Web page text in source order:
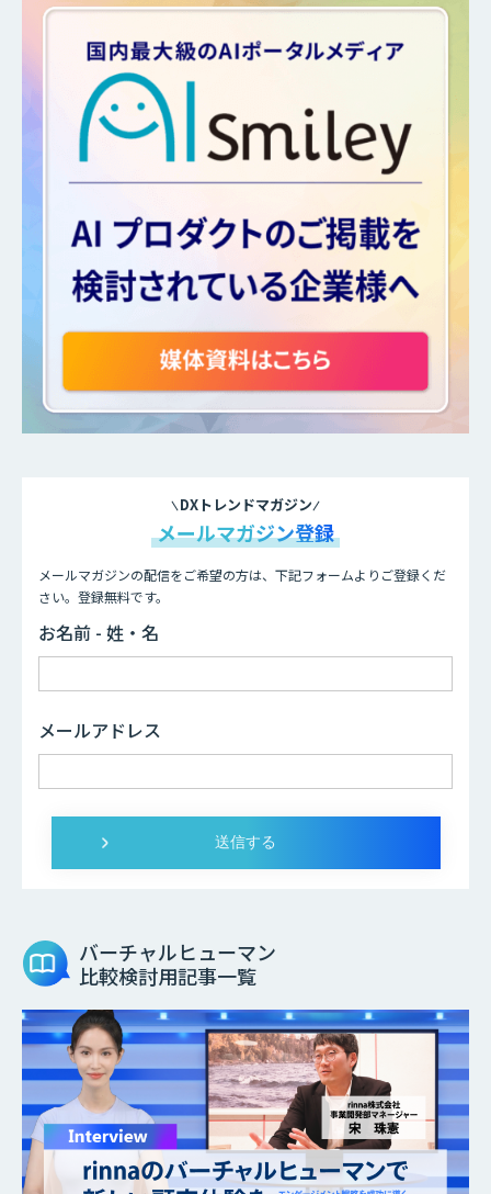
DXトレンドマガジン
メールマガジン登録
メールマガジンの配信をご希望の方は、下記フォームよりご登録くだ
さい。登録無料です。
お名前 - 姓・名
メールアドレス
バーチャルヒューマン
比較検討用記事一覧